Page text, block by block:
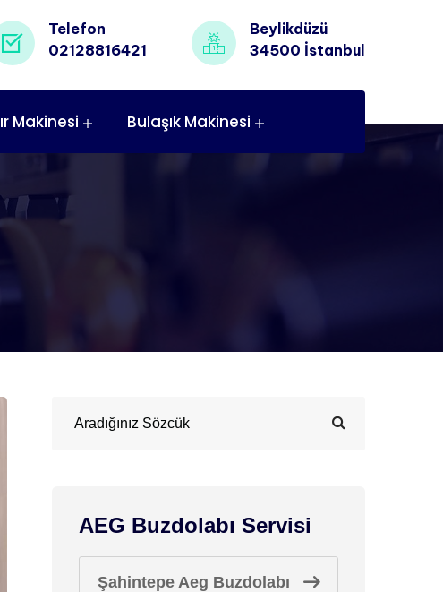
Telefon
02128816421
Beylikdüzü
34500 İstanbul
Makinesi Bulaşık Makinesi
AEG Buzdolabı Servisi
Şahintepe Aeg Buzdolabı